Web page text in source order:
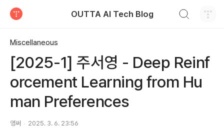
OUTTA AI Tech Blog
Miscellaneous
[2025-1] 주서영 - Deep Reinf
orcement Learning from Hu
man Preferences
영써 2025. 3. 6. 23:56